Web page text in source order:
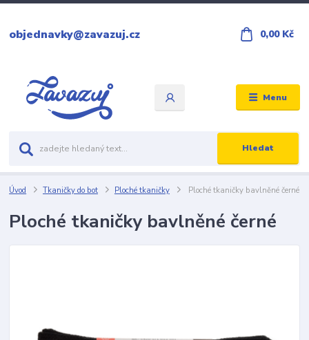
Menu
Hledat
objednavky@zavazuj.cz 0,00 Kč
Úvod Tkaničky do bot Ploché tkaničky Ploché tkaničky bavlněné černé
Ploché tkaničky bavlněné černé